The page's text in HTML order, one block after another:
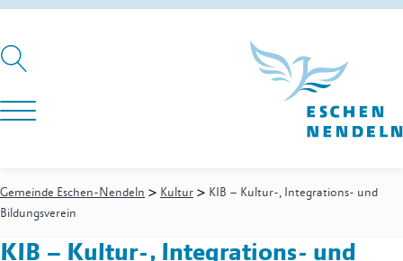
Gemeinde Eschen-Nendeln > Kultur > KIB – Kultur-, Integrations- und
Bildungsverein
KIB – Kultur-, Integrations- und